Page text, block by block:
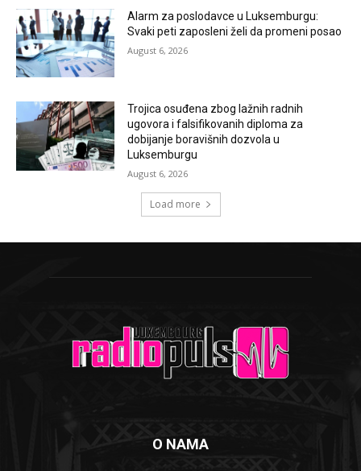
Alarm za poslodavce u Luksemburgu:
Svaki peti zaposleni želi da promeni posao
August 6, 2026
Trojica osuđena zbog lažnih radnih
ugovora i falsifikovanih diploma za
dobijanje boravišnih dozvola u
Luksemburgu
August 6, 2026
Load more
O NAMA